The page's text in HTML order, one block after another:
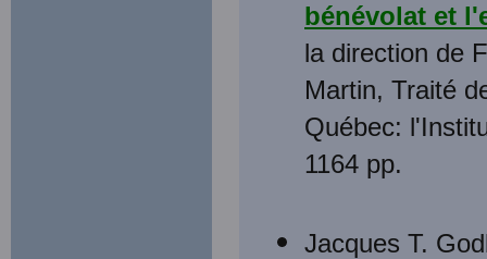
bénévolat et
la direction de
Martin, Traité
Québec:
1164 pp.
Jacques T.